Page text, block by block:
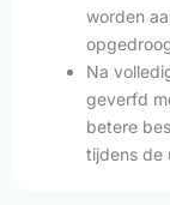
worden
Na
geverfd
betere
tijdens de